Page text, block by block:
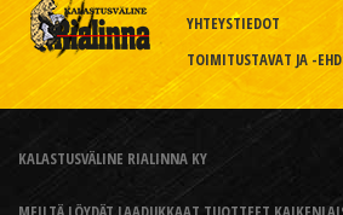
YHTEYSTIEDOT
TOIMITUSTAVAT JA -
KALASTUSVÄLINE RIALINNA KY